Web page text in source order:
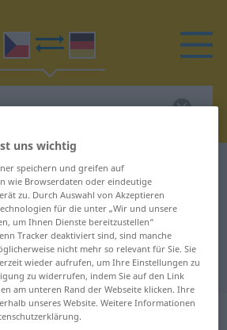
Wörterbuch anglista
Deutsch Übersetzung
Übersetzung
: maskulin
uns wichtig
speichern und greifen auf
wie Browserdaten oder eindeutige
zu. Durch Auswahl von Akzeptieren
für die unter „Wir und unsere
um Ihnen Dienste bereitzustellen“
Tracker deaktiviert sind, sind manche
nicht mehr so relevant für Sie. Sie
wieder aufrufen, um Ihre Einstellungen zu
zu widerrufen, indem Sie auf den Link
am unteren Rand der Webseite klicken. Ihre
unseres Website. Weitere Informationen